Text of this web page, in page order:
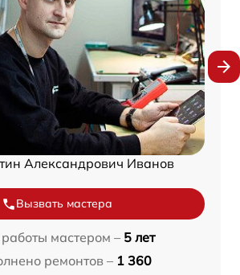
Александрович Иванов
Вызвать мастера
мастером – 5 лет
ремонтов – 1 360